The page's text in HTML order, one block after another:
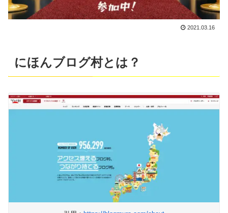
2021.03.16
にほんブログ村とは？